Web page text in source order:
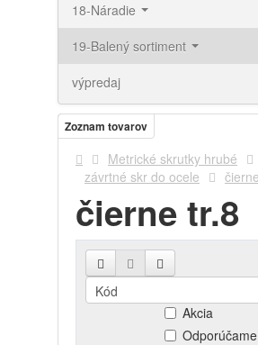
18-Náradie
19-Balený sortiment
výpredaj
Zoznam tovarov
Metrické skrutky hrubé
závrtné skr do ocele
čierne tr.8
Akcia
Odporúčame